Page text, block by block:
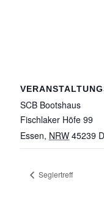
SCB Bootshaus
Fischlaker Höfe 99
Essen, NRW 45239
Seglertreff